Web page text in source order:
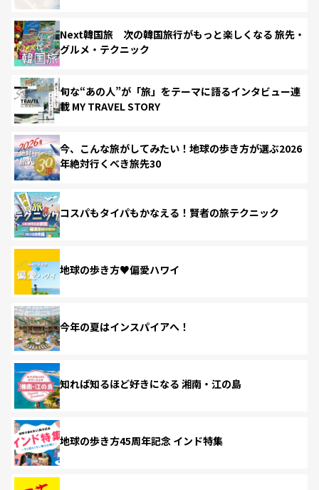
Next韓国旅 次の韓国旅行がもっと楽しくなる 旅先・
グルメ・テクニック
旬な“あの人”が「旅」をテーマに語るインタビュー連
載 MY TRAVEL STORY
今、こんな旅がしてみたい！地球の歩き方が選ぶ2026
年絶対行くべき旅先30
コスパもタイパもかなえる！賢者の旅テクニック
地球の歩き方♥偏愛ハワイ
今年の夏はインスパイアへ！
知れば知るほど好きになる 湘南・江の島
地球の歩き方45周年記念 インド特集